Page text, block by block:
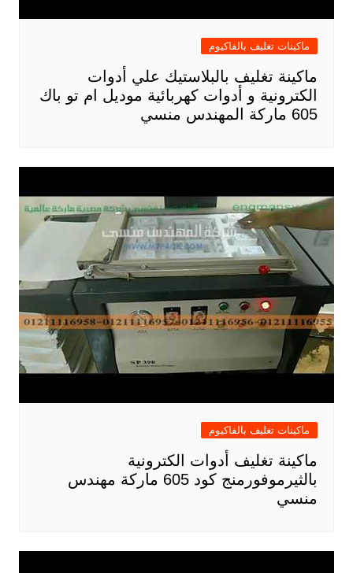
ماكينات تغليف بالفاكيوم
ماكينة تغليف بالبلاستيك علي أدوات
الكترونية و أدوات كهربائية موديل ام تو باك
605 ماركة المهندس منسي
ماكينات تغليف بالفاكيوم
ماكينة تغليف أدوات الكترونية
بالثيرموفورمنج كود 605 ماركة مهندس
منسي